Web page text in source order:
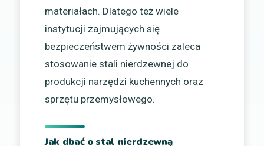
materiałach. Dlatego też wiele
instytucji zajmujących się
bezpieczeństwem żywności zaleca
stosowanie stali nierdzewnej do
produkcji narzędzi kuchennych oraz
sprzętu przemysłowego.
Jak dbać o stal nierdzewną